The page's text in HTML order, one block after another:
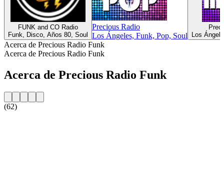
FUNK and CO Radio
Funk, Disco, Años 80, Soul
Precious Radio
Los Ángeles, Funk, Pop, Soul
Los
Acerca de Precious Radio Funk
Acerca de Precious Radio Funk
Acerca de Precious Radio Funk
(62)